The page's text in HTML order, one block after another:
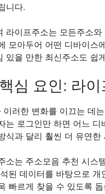
니다.
라이프주소는 모든주소
모아두어 어떤 디바이스
있을 만한 최신주소도 쉽
심 요인: 라
이러한 변화를 이끄는 데
는 로그인만 하면 어느
식과 달리 훨씬 더 유연한
소는 주소모음 추천 시스
된 데이터를 바탕으로
빠르게 찾을 수 있도록